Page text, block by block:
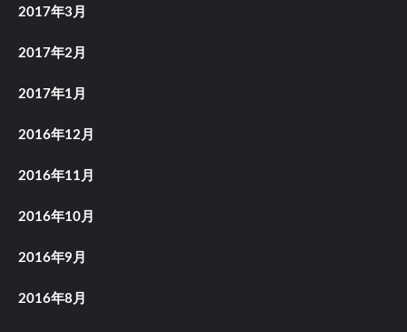
2017年3月
2017年2月
2017年1月
2016年12月
2016年11月
2016年10月
2016年9月
2016年8月